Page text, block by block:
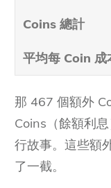
Coins 總計
平均每 Coin 成
那 467 個額外
Coins（餘額利
行故事。這些額
了一截。